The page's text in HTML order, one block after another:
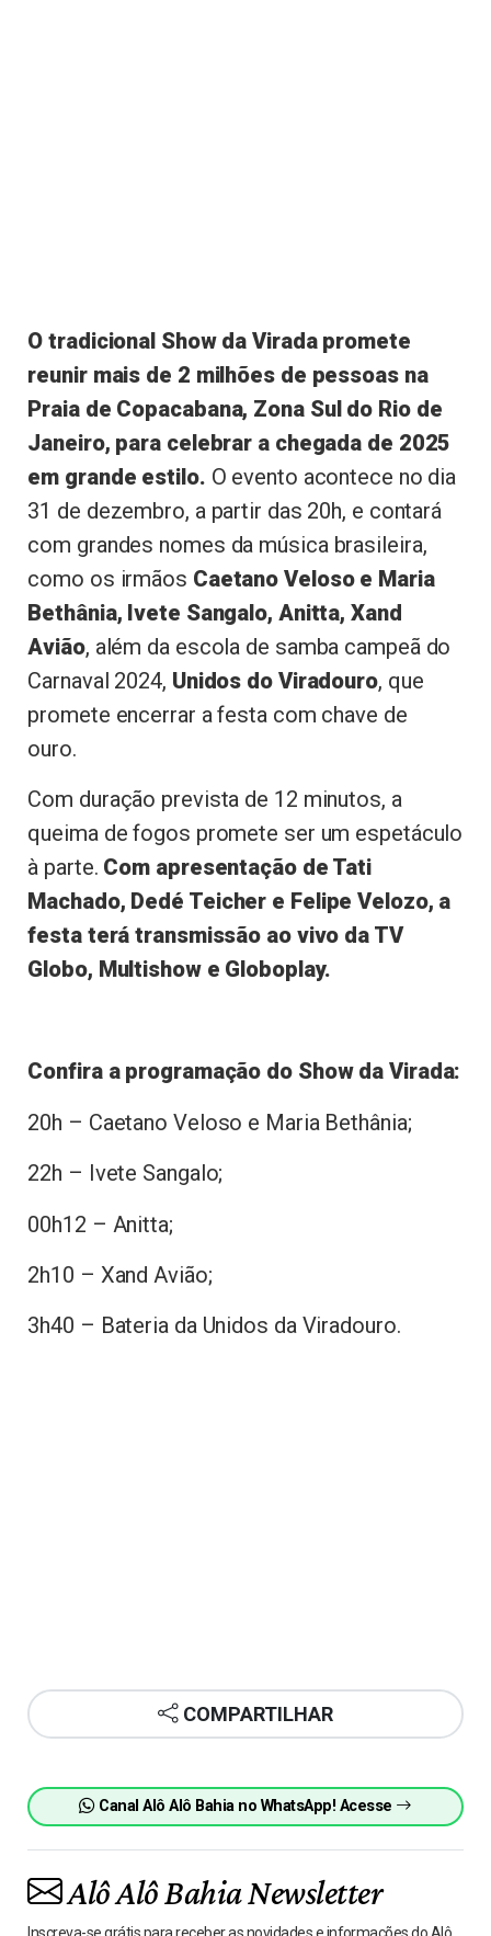
O tradicional Show da Virada promete
reunir mais de 2 milhões de pessoas na
Praia de Copacabana, Zona Sul do Rio de
Janeiro, para celebrar a chegada de 2025
em grande estilo. O evento acontece no dia
31 de dezembro, a partir das 20h, e contará
com grandes nomes da música brasileira,
como os irmãos Caetano Veloso e Maria
Bethânia, Ivete Sangalo, Anitta, Xand
Avião, além da escola de samba campeã do
Carnaval 2024, Unidos do Viradouro, que
promete encerrar a festa com chave de
ouro.
Com duração prevista de 12 minutos, a
queima de fogos promete ser um espetáculo
à parte. Com apresentação de Tati
Machado, Dedé Teicher e Felipe Velozo, a
festa terá transmissão ao vivo da TV
Globo, Multishow e Globoplay.
Confira a programação do Show da Virada:
20h – Caetano Veloso e Maria Bethânia;
22h – Ivete Sangalo;
00h12 – Anitta;
2h10 – Xand Avião;
3h40 – Bateria da Unidos da Viradouro.
COMPARTILHAR
Canal Alô Alô Bahia no WhatsApp! Acesse
Alô Alô Bahia Newsletter